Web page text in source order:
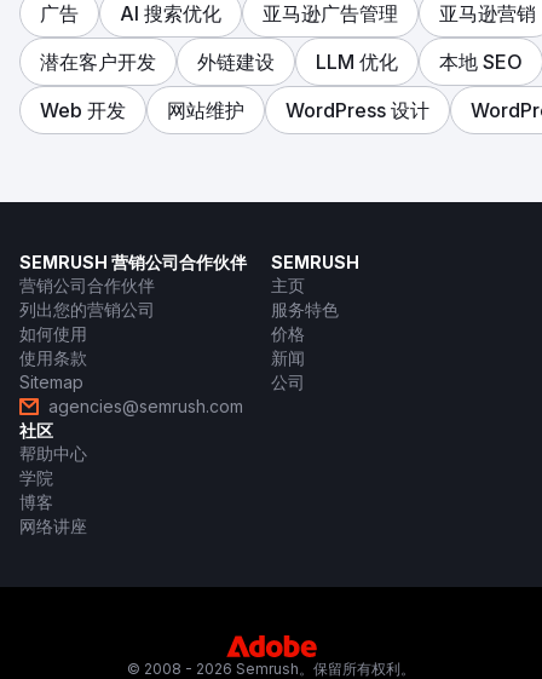
广告 AI 搜索优化 亚马逊广告管理
亚马逊营销
潜在客户开发
外链建设 LLM 优化
本地 SEO
Web 开发
网站维护 WordPress 设计
SEMRUSH 营销公司合作伙伴
营销公司合作伙伴
列出您的营销公司
如何使用
使用条款
Sitemap
agencies@semrush.com
SEMRUSH
主页
服务特色
价格
新闻
公司
社区
帮助中心
学院
博客
网络讲座
© 2008 - 2026 Semrush。保留所有权利。